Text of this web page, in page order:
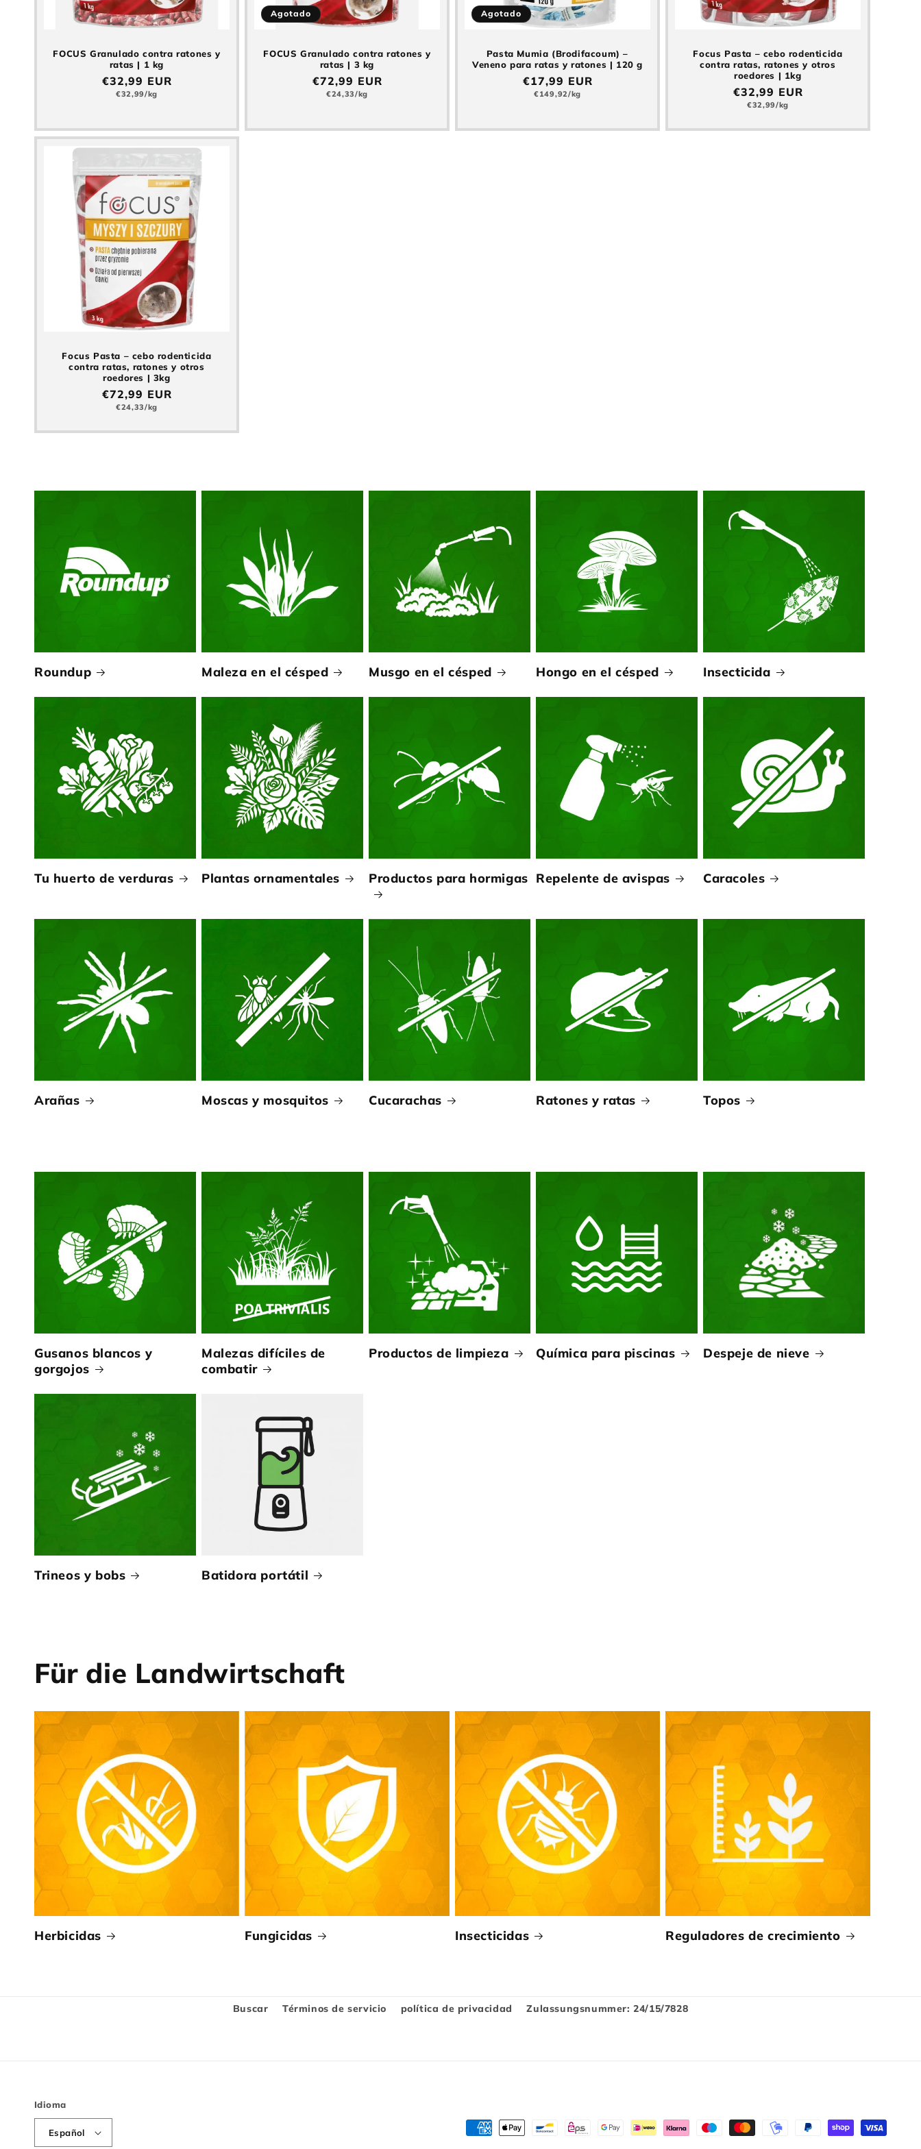
FOCUS Granulado contra ratones y
ratas | 1 kg
Precio
normal
€32,99 EUR
Precio
€32,99/kg
Agotado
FOCUS Granulado contra ratones y
ratas | 3 kg
Precio
normal
€72,99 EUR
Precio
€24,33/kg
Agotado
Pasta Mumia (Brodifacoum) –
Veneno para ratas y ratones | 120 g
Precio
normal
€17,99 EUR
Precio
€149,92/kg
Focus Pasta – cebo rodenticida
contra ratas, ratones y otros
roedores | 1kg
Precio
normal
€32,99 EUR
Precio
€32,99/kg
Focus Pasta – cebo rodenticida
contra ratas, ratones y otros
roedores | 3kg
Precio
normal
€72,99 EUR
Precio
€24,33/kg
Roundup Maleza en el césped Musgo en el césped Hongo en el césped Insecticida
Tu huerto de verduras Plantas ornamentales Productos para hormigas Repelente de avispas Caracoles
Arañas Moscas y mosquitos Cucarachas Ratones y ratas Topos
Gusanos blancos y
gorgojos
Malezas difíciles de
combatir
Productos de limpieza Química para piscinas Despeje de nieve
Trineos y bobs Batidora portátil
Für die Landwirtschaft
Herbicidas Fungicidas Insecticidas Reguladores de crecimiento
Buscar Términos de servicio política de privacidad Zulassungsnummer: 24/15/7828
Idioma
Español
Métodos